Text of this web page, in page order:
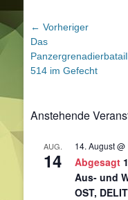
← Vorheriger
Vorheriger
Beitrag:
Das
514 im Gefecht
Anstehende
AUG.
14
14. August @
Abgesagt
Aus- und
OST,